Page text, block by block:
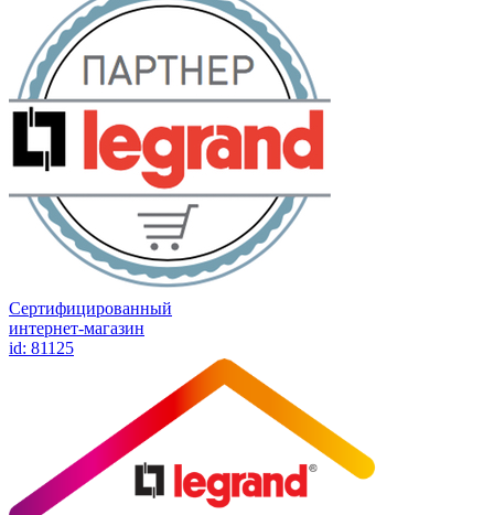
Сертифицированный
интернет-магазин
id: 81125